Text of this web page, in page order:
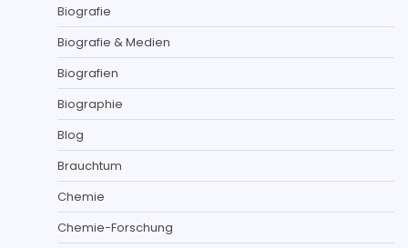
Biografie
Biografie & Medien
Biografien
Biographie
Blog
Brauchtum
Chemie
Chemie-Forschung